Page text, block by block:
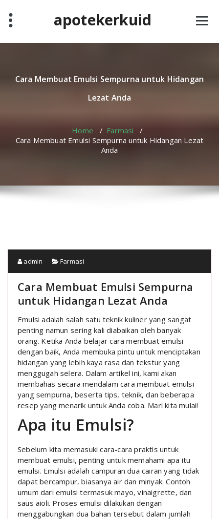
content
apotekerkuid
Cara Membuat Emulsi Sempurna untuk Hidangan
Lezat Anda
Home / Farmasi /
Cara Membuat Emulsi Sempurna untuk Hidangan Lezat
Anda
admin Farmasi
Cara Membuat Emulsi Sempurna
untuk Hidangan Lezat Anda
Emulsi adalah salah satu teknik kuliner yang sangat
penting namun sering kali diabaikan oleh banyak
orang. Ketika Anda belajar cara membuat emulsi
dengan baik, Anda membuka pintu untuk menciptakan
hidangan yang lebih kaya rasa dan tekstur yang
menggugah selera. Dalam artikel ini, kami akan
membahas secara mendalam cara membuat emulsi
yang sempurna, beserta tips, teknik, dan beberapa
resep yang menarik untuk Anda coba. Mari kita mulai!
Apa itu Emulsi?
Sebelum kita memasuki cara-cara praktis untuk
membuat emulsi, penting untuk memahami apa itu
emulsi. Emulsi adalah campuran dua cairan yang tidak
dapat bercampur, biasanya air dan minyak. Contoh
umum dari emulsi termasuk mayo, vinaigrette, dan
saus aioli. Proses emulsi dilakukan dengan
menggabungkan dua bahan tersebut dalam jumlah